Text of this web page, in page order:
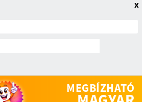
x
MEGBÍZHATÓ